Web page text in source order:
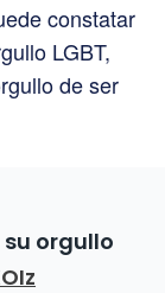
constatar
LGBT,
de ser
orgullo